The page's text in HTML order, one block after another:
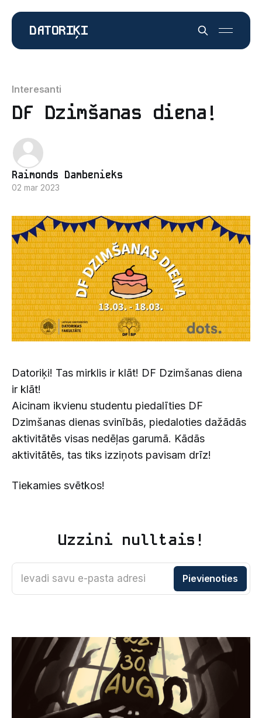
DATORIĶI
Interesanti
DF Dzimšanas diena!
Raimonds Dambenieks
02 mar 2023
Datoriķi! Tas mirklis ir klāt! DF Dzimšanas diena
ir klāt!
Aicinam ikvienu studentu piedalīties DF
Dzimšanas dienas svinībās, piedaloties dažādās
aktivitātēs visas nedēļas garumā. Kādās
aktivitātēs, tas tiks izziņots pavisam drīz!
Tiekamies svētkos!
Uzzini nulltais!
Ievadi savu e-pasta adresi Pievienoties